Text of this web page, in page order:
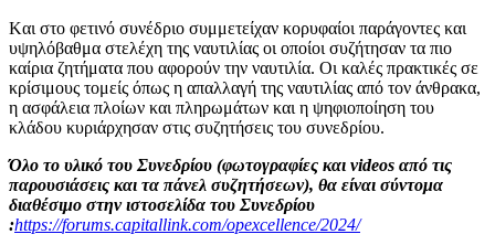
Kαι στο φετινό συνέδριο συμμετείχαν κορυφαίοι παράγοντες και
υψηλόβαθμα στελέχη της ναυτιλίας οι οποίοι συζήτησαν τα πιο
καίρια ζητήματα που αφορούν την ναυτιλία. Οι καλές πρακτικές σε
κρίσιμους τομείς όπως η απαλλαγή της ναυτιλίας από τον άνθρακα,
η ασφάλεια πλοίων και πληρωμάτων και η ψηφιοποίηση του
κλάδου κυριάρχησαν στις συζητήσεις του συνεδρίου.
Όλο το υλικό του Συνεδρίου (φωτογραφίες και videos από τις
παρουσιάσεις και τα πάνελ συζητήσεων), θα είναι σύντομα
διαθέσιμο στην ιστοσελίδα του Συνεδρίου
:https://forums.capitallink.com/opexcellence/2024/